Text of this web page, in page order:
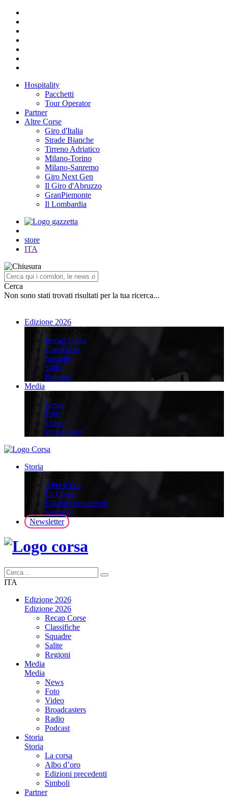
Hospitality
Pacchetti
Tour Operator
Partner
Altre Corse
Giro d'Italia
Strade Bianche
Tirreno Adriatico
Milano-Torino
Milano-Sanremo
Giro Next Gen
Il Giro d'Abruzzo
GranPiemonte
Il Lombardia
store
ITA
Cerca
Non sono stati trovati risultati per la tua ricerca...
Edizione 2026
Edizione 2026
Recap Corsa
Classifiche
Squadre
Salite
Regioni
Media
Media
News
Foto
Video
Broadcaster
Storia
Storia
Albo d’oro
La Corsa
Edizioni precedenti
Simboli
Newsletter
ITA
Edizione 2026
Edizione 2026
Recap Corse
Classifiche
Squadre
Salite
Regioni
Media
Media
News
Foto
Video
Broadcasters
Radio
Podcast
Storia
Storia
La corsa
Albo d’oro
Edizioni precedenti
Simboli
Partner